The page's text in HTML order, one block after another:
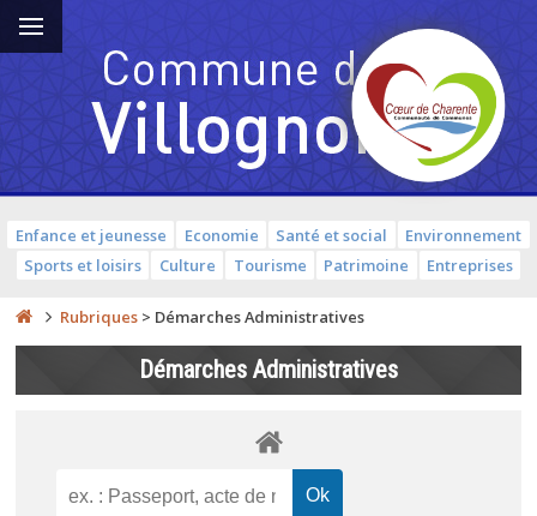
Enfance et jeunesse Economie Santé et social
Environnement
Sports et loisirs
Culture Tourisme Patrimoine Entreprises
Rubriques > Démarches Administratives
Démarches Administratives